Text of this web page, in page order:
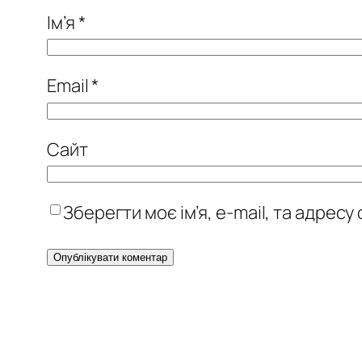
Ім’я*
Email*
Сайт
Зберегти моє ім’я, e-mail, та